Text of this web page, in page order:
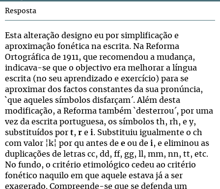
Resposta
Esta alteração designo eu por simplificação e
aproximação fonética na escrita. Na Reforma
Ortográfica de 1911, que recomendou a mudança,
indicava-se que o objectivo era melhorar a língua
escrita (no seu aprendizado e exercício) para se
aproximar dos factos constantes da sua pronúncia,
`que aqueles símbolos disfarçam´. Além desta
modificação, a Reforma também `desterrou´, por uma
vez da escrita portuguesa, os símbolos th, rh, e y,
substituídos por t, r e i. Substituiu igualmente o ch
com valor ¦k¦ por qu antes de e ou de i, e eliminou as
duplicações de letras cc, dd, ff, gg, ll, mm, nn, tt, etc.
No fundo, o critério etimológico cedeu ao critério
fonético naquilo em que aquele estava já a ser
exagerado. Compreende-se que se defenda um